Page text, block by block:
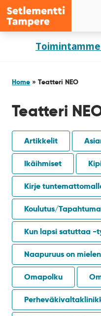
sisältöön
Setlementti
Tampere
Home » Teatteri NEO
Teatteri
Artikkelit
Ikäihmiset
Kirje
Koulutus/
Kun lapsi satuttaa -
Naapuruus on
Omapolku